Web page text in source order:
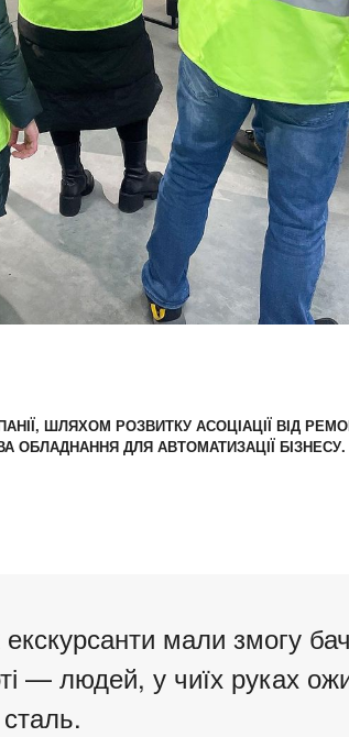
ШЛЯХОМ РОЗВИТКУ АСОЦІАЦІЇ ВІД
ДЛЯ АВТОМАТИЗАЦІЇ БІЗНЕСУ.
мали змогу
— людей, у чиїх руках
сталь.